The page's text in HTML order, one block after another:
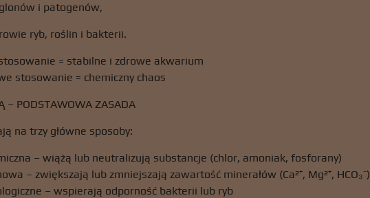
i patogenów,
ryb, roślin i bakterii.
= stabilne i zdrowe akwarium
stosowanie = chemiczny chaos
– PODSTAWOWA ZASADA
na trzy główne sposoby:
– wiążą lub neutralizują substancje (chlor, amoniak, fosforany)
– zwiększają lub zmniejszają zawartość minerałów (Ca²⁺, Mg²⁺, HCO₃⁻)
– wspierają odporność bakterii lub ryb